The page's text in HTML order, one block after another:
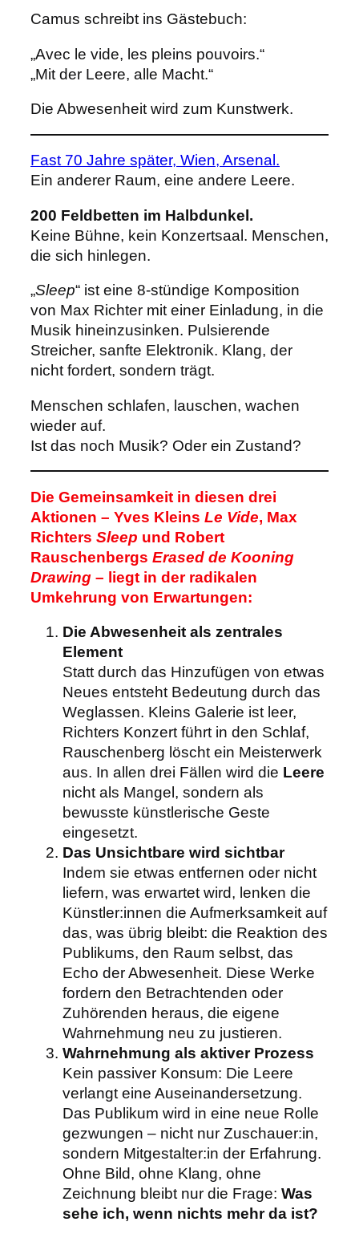
Camus schreibt ins Gästebuch:
„Avec le vide, les pleins pouvoirs.“
„Mit der Leere, alle Macht.“
Die Abwesenheit wird zum Kunstwerk.
Fast 70 Jahre später, Wien, Arsenal.
Ein anderer Raum, eine andere Leere.
200 Feldbetten im Halbdunkel.
Keine Bühne, kein Konzertsaal. Menschen,
die sich hinlegen.
„Sleep“ ist eine 8-stündige Komposition
von Max Richter mit einer Einladung, in die
Musik hineinzusinken. Pulsierende
Streicher, sanfte Elektronik. Klang, der
nicht fordert, sondern trägt.
Menschen schlafen, lauschen, wachen
wieder auf.
Ist das noch Musik? Oder ein Zustand?
Die Gemeinsamkeit in diesen drei
Aktionen – Yves Kleins Le Vide, Max
Richters Sleep und Robert
Rauschenbergs Erased de Kooning
Drawing – liegt in der radikalen
Umkehrung von Erwartungen:
Die Abwesenheit als zentrales
Element
Statt durch das Hinzufügen von etwas
Neues entsteht Bedeutung durch das
Weglassen. Kleins Galerie ist leer,
Richters Konzert führt in den Schlaf,
Rauschenberg löscht ein Meisterwerk
aus. In allen drei Fällen wird die Leere
nicht als Mangel, sondern als
bewusste künstlerische Geste
eingesetzt.
Das Unsichtbare wird sichtbar
Indem sie etwas entfernen oder nicht
liefern, was erwartet wird, lenken die
Künstler:innen die Aufmerksamkeit auf
das, was übrig bleibt: die Reaktion des
Publikums, den Raum selbst, das
Echo der Abwesenheit. Diese Werke
fordern den Betrachtenden oder
Zuhörenden heraus, die eigene
Wahrnehmung neu zu justieren.
Wahrnehmung als aktiver Prozess
Kein passiver Konsum: Die Leere
verlangt eine Auseinandersetzung.
Das Publikum wird in eine neue Rolle
gezwungen – nicht nur Zuschauer:in,
sondern Mitgestalter:in der Erfahrung.
Ohne Bild, ohne Klang, ohne
Zeichnung bleibt nur die Frage: Was
sehe ich, wenn nichts mehr da ist?